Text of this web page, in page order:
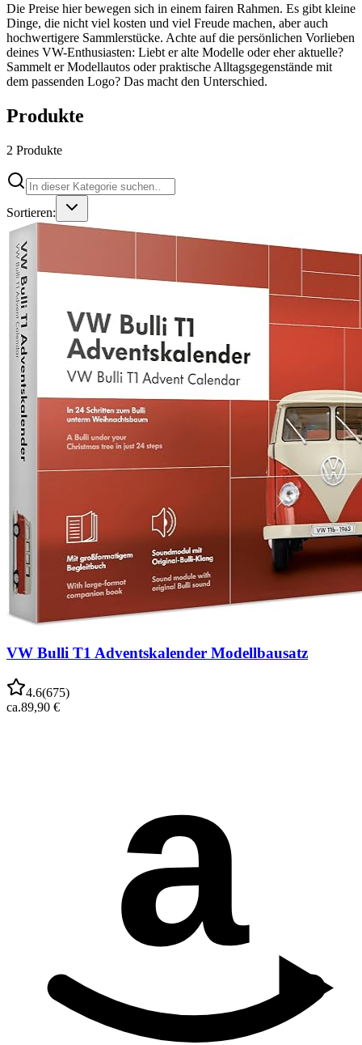
Die Preise hier bewegen sich in einem fairen Rahmen. Es gibt kleine
Dinge, die nicht viel kosten und viel Freude machen, aber auch
hochwertigere Sammlerstücke. Achte auf die persönlichen Vorlieben
deines VW-Enthusiasten: Liebt er alte Modelle oder eher aktuelle?
Sammelt er Modellautos oder praktische Alltagsgegenstände mit
dem passenden Logo? Das macht den Unterschied.
Produkte
2 Produkte
Sortieren:
VW Bulli T1 Adventskalender Modellbausatz
4.6(675)
ca.89,90 €
a